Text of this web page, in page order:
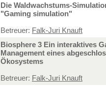
Die Waldwachstums-
"Gaming simulation"
Betreuer: Falk-Juri Knauft
Biosphere 3 Ein interaktives
Management eines
Ökosystems
Betreuer: Falk-Juri Knauft